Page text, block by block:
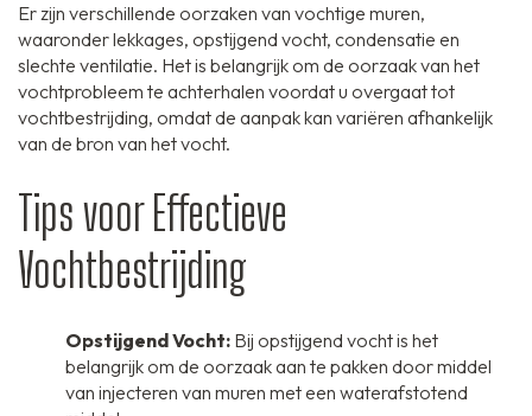
Er zijn verschillende oorzaken van vochtige muren,
waaronder lekkages, opstijgend vocht, condensatie en
slechte ventilatie. Het is belangrijk om de oorzaak van het
vochtprobleem te achterhalen voordat u overgaat tot
vochtbestrijding, omdat de aanpak kan variëren afhankelijk
van de bron van het vocht.
Tips voor Effectieve
Vochtbestrijding
Opstijgend Vocht: Bij opstijgend vocht is het
belangrijk om de oorzaak aan te pakken door middel
van injecteren van muren met een waterafstotend